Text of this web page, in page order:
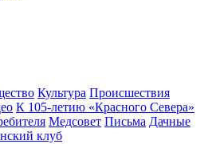
Культура Происшествия
К 105-летию «Красного Севера»
Медсовет Письма Дачные
клуб